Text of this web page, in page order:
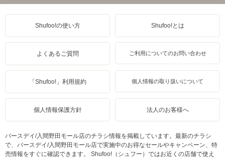
Shufoo!の使い方 Shufoo!とは
よくあるご質問 ご利用についてのお問い合わせ
「Shufoo!」利用規約 個人情報の取り扱いについて
個人情報保護方針 法人のお客様へ
バースデイ/入間野田モール店のチラシ情報を掲載しています。最新のチラシ
で、バースデイ/入間野田モール店で実施中のお得なセールやキャンペーン、特
売情報をすぐに確認できます。 Shufoo!（シュフー）ではお近くの店舗で使え